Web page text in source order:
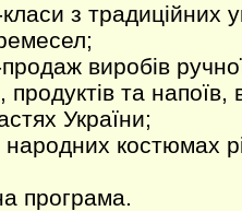
з традиційних
виробів
продуктів та
України;
костюмах
програма.